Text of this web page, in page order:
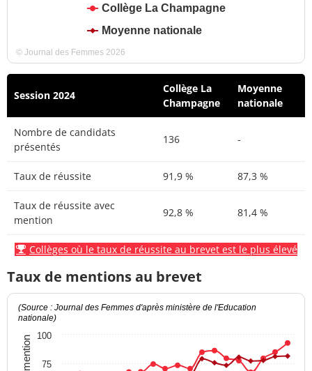
Collège La Champagne
Moyenne nationale
© Journal des Femmes 2026
Session 2024
Collège La
Champagne
Moyenne
nationale
Nombre de candidats
présentés
136 -
Taux de réussite 91,9 % 87,3 %
Taux de réussite avec
mention
92,8 % 81,4 %
Collèges où le taux de réussite au brevet est le plus élevé
Taux de mentions au brevet
(Source : Journal des Femmes d'après ministère de l'Education
nationale)
75
100